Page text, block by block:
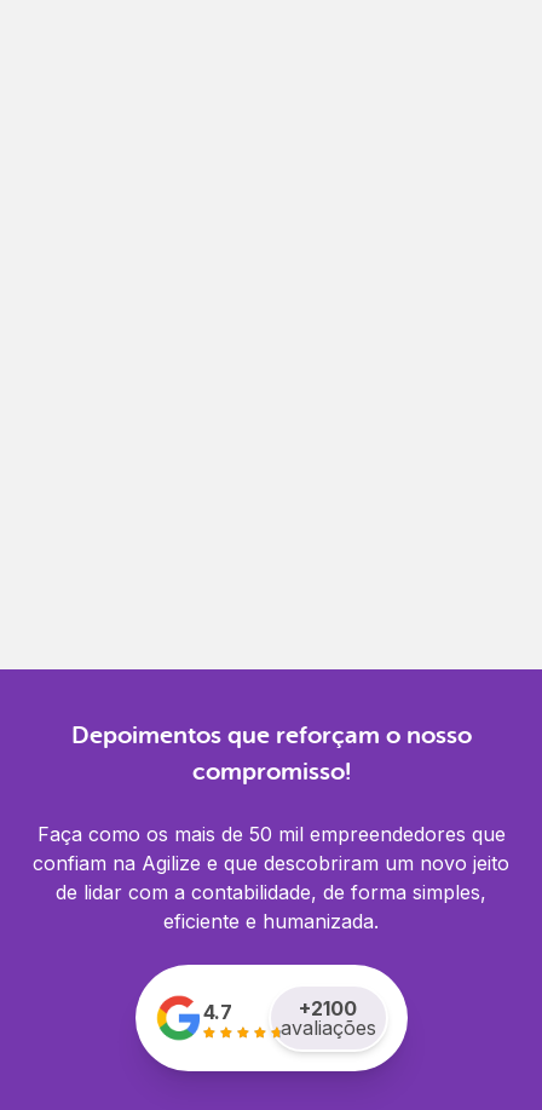
Depoimentos que reforçam o nosso
compromisso!
Faça como os mais de 50 mil empreendedores que
confiam na Agilize e que descobriram um novo jeito
de lidar com a contabilidade, de forma simples,
eficiente e humanizada.
4.7 +2100
avaliações